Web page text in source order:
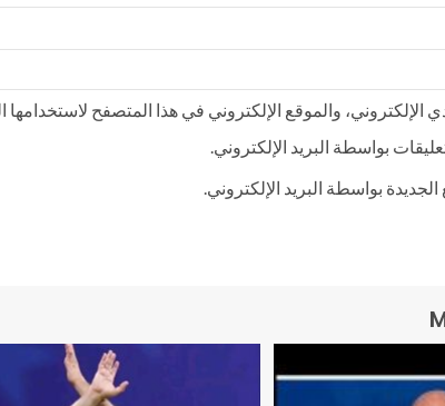
والموقع الإلكتروني في هذا المتصفح لاستخدامها
بواسطة البريد الإلكتروني.
بواسطة البريد الإلكتروني.